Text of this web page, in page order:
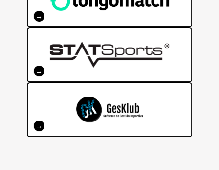
→
VIDEOANÁLISIS
→
CERTIFICACIÓN PERFORMANCE FÍSICO
→
GESTIÓN UNIFICADA PARA CLUBES
DEPORTIVOS